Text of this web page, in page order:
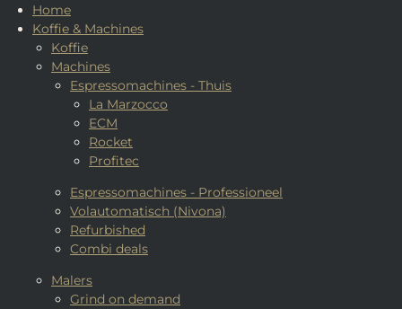
Home
Koffie & Machines
Koffie
Machines
Espressomachines - Thuis
La Marzocco
ECM
Rocket
Profitec
Espressomachines - Professioneel
Volautomatisch (Nivona)
Refurbished
Combi deals
Malers
Grind on demand